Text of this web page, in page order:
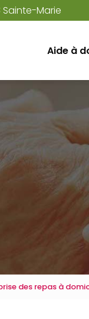
Sainte-Marie
Aide à
des repas à